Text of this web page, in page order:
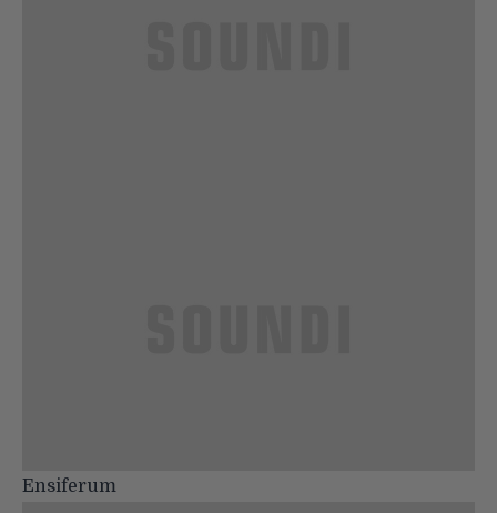
Ensiferum